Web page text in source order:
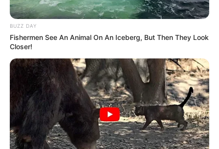
BUZZ DAY
Fishermen See An Animal On An Iceberg, But Then They Look
Closer!